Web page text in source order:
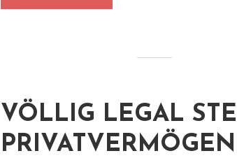
VÖLLIG LEGAL
PRIVATVERMÖGEN